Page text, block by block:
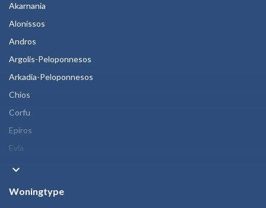
Akarnania
Alonissos
Andros
Argolis-Peloponnesos
Arkadia-Peloponnesos
Chios
Corfu
Epiros
Evia
keyboard_arrow_down
Woningtype